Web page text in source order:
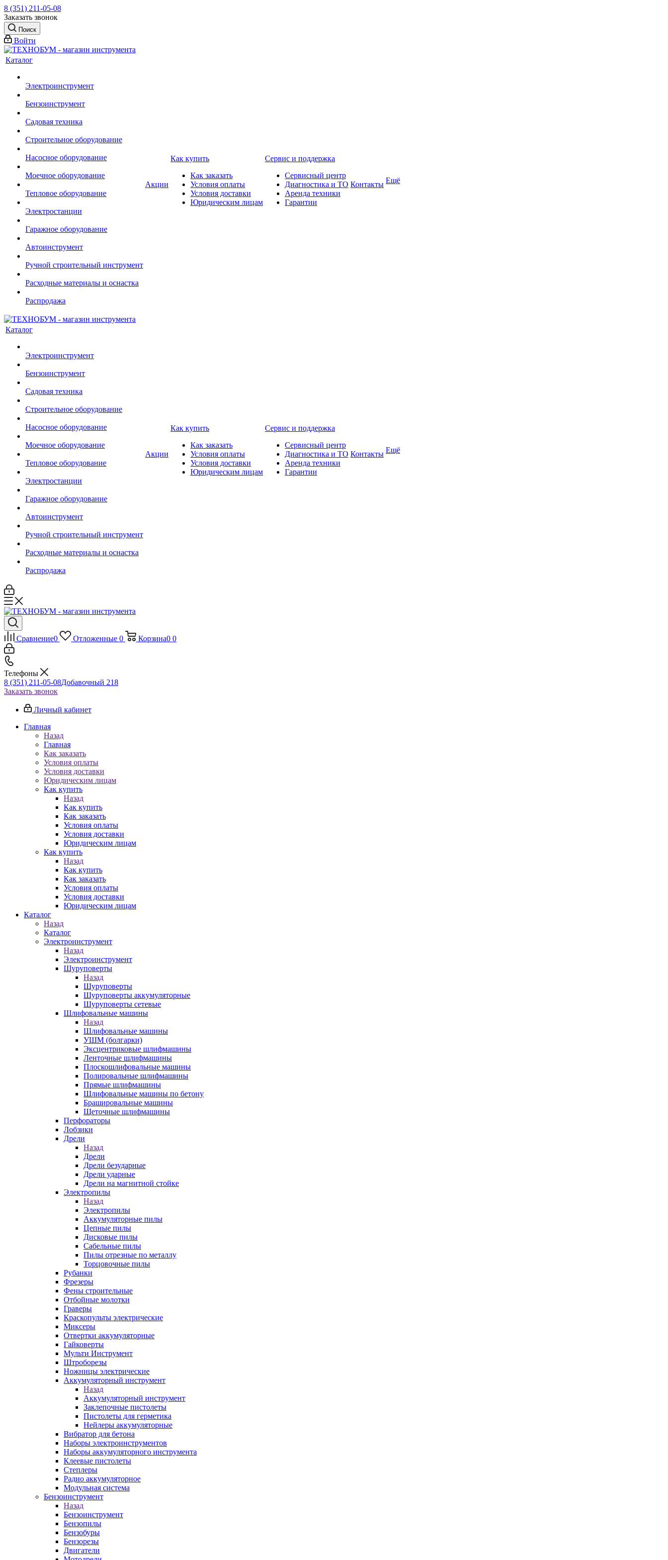
8 (351) 211-05-08
Заказать звонок
Поиск
Войти
Каталог
Электроинструмент
Бензоинструмент
Садовая техника
Строительное оборудование
Насосное оборудование
Моечное оборудование
Тепловое оборудование
Электростанции
Гаражное оборудование
Автоинструмент
Ручной строительный инструмент
Расходные материалы и оснастка
Распродажа
Акции
Как купить
Как заказать
Условия оплаты
Условия доставки
Юридическим лицам
Сервис и поддержка
Сервисный центр
Диагностика и ТО
Аренда техники
Гарантии
Контакты Ещё
Каталог
Электроинструмент
Бензоинструмент
Садовая техника
Строительное оборудование
Насосное оборудование
Моечное оборудование
Тепловое оборудование
Электростанции
Гаражное оборудование
Автоинструмент
Ручной строительный инструмент
Расходные материалы и оснастка
Распродажа
Акции
Как купить
Как заказать
Условия оплаты
Условия доставки
Юридическим лицам
Сервис и поддержка
Сервисный центр
Диагностика и ТО
Аренда техники
Гарантии
Контакты Ещё
Сравнение0 Отложенные 0 Корзина0 0
Телефоны
8 (351) 211-05-08Добавочный 218
Заказать звонок
Личный кабинет
Главная
Назад
Главная
Как заказать
Условия оплаты
Условия доставки
Юридическим лицам
Как купить
Назад
Как купить
Как заказать
Условия оплаты
Условия доставки
Юридическим лицам
Как купить
Назад
Как купить
Как заказать
Условия оплаты
Условия доставки
Юридическим лицам
Каталог
Назад
Каталог
Электроинструмент
Назад
Электроинструмент
Шуруповерты
Назад
Шуруповерты
Шуруповерты аккумуляторные
Шуруповерты сетевые
Шлифовальные машины
Назад
Шлифовальные машины
УШМ (болгарки)
Эксцентриковые шлифмашины
Ленточные шлифмашины
Плоскошлифовальные машины
Полировальные шлифмашины
Прямые шлифмашины
Шлифовальные машины по бетону
Брашировальные машины
Щеточные шлифмашины
Перфораторы
Лобзики
Дрели
Назад
Дрели
Дрели безударные
Дрели ударные
Дрели на магнитной стойке
Электропилы
Назад
Электропилы
Аккумуляторные пилы
Цепные пилы
Дисковые пилы
Сабельные пилы
Пилы отрезные по металлу
Торцовочные пилы
Рубанки
Фрезеры
Фены строительные
Отбойные молотки
Граверы
Краскопульты электрические
Миксеры
Отвертки аккумуляторные
Гайковерты
Мульти Инструмент
Штроборезы
Ножницы электрические
Аккумуляторный инструмент
Назад
Аккумуляторный инструмент
Заклепочные пистолеты
Пистолеты для герметика
Нейлеры аккумуляторные
Вибратор для бетона
Наборы электроинструментов
Наборы аккумуляторного инструмента
Клеевые пистолеты
Степлеры
Радио аккумуляторное
Модульная система
Бензоинструмент
Назад
Бензоинструмент
Бензопилы
Бензобуры
Бензорезы
Двигатели